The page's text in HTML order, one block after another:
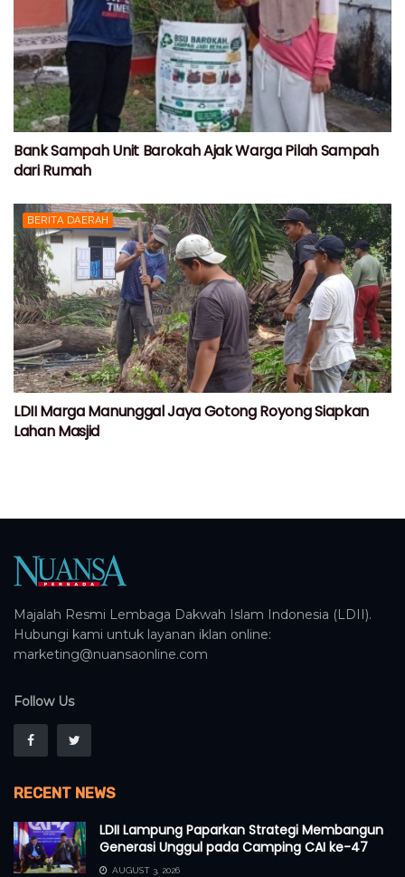
Bank Sampah Unit Barokah Ajak Warga Pilah Sampah
dari Rumah
BERITA DAERAH
LDII Marga Manunggal Jaya Gotong Royong Siapkan
Lahan Masjid
Majalah Resmi Lembaga Dakwah Islam Indonesia (LDII).
Hubungi kami untuk layanan iklan online:
marketing@nuansaonline.com
Follow Us
RECENT NEWS
LDII Lampung Paparkan Strategi Membangun
Generasi Unggul pada Camping CAI ke-47
AUGUST 3, 2026